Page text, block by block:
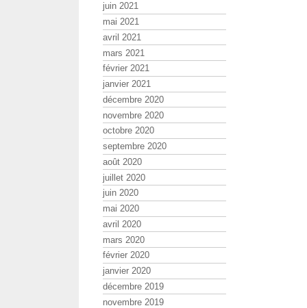
juin 2021
mai 2021
avril 2021
mars 2021
février 2021
janvier 2021
décembre 2020
novembre 2020
octobre 2020
septembre 2020
août 2020
juillet 2020
juin 2020
mai 2020
avril 2020
mars 2020
février 2020
janvier 2020
décembre 2019
novembre 2019